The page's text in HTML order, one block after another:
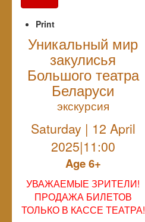
Print
Уникальный мир
закулисья
Большого театра
Беларуси
экскурсия
Saturday | 12 April
2025|11:00
Age 6+
УВАЖАЕМЫЕ ЗРИТЕЛИ!
ПРОДАЖА БИЛЕТОВ
ТОЛЬКО В КАССЕ ТЕАТРА!